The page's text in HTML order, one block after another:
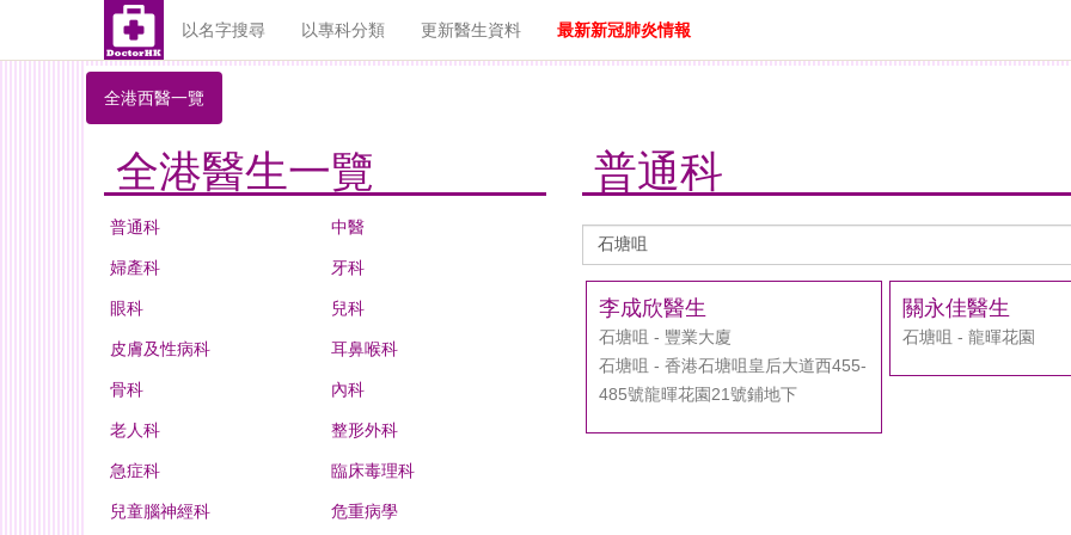
以名字搜尋 以專科分類 更新醫生資料 最新新冠肺炎情報
全港西醫一覽
全港醫生一覽
普通科 中醫
婦產科 牙科
眼科 兒科
皮膚及性病科 耳鼻喉科
骨科 內科
老人科 整形外科
急症科 臨床毒理科
兒童腦神經科 危重病學
普通科
生
李成欣醫生
石塘咀 - 豐業大廈
石塘咀 - 香港石塘咀皇后大道西455-
485號龍暉花園21號鋪地下
關永佳醫生
石塘咀 - 龍暉花園